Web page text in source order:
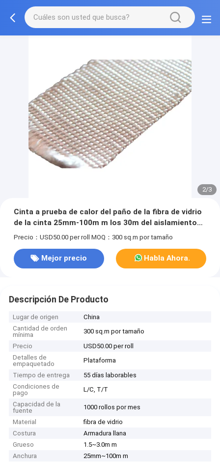
2/3
Cinta a prueba de calor del paño de la fibra de vidrio
de la cinta 25mm-100m m los 30m del aislamiento
de 1.5-3.0m m
Precio：USD50.00 per roll MOQ：300 sq.m por tamaño
Mejor precio Habla Ahora.
Descripción De Producto
Lugar de origen
China
Cantidad de orden
mínima
300 sq.m por tamaño
Precio
USD50.00 per roll
Detalles de
empaquetado
Plataforma
Tiempo de entrega
55 días laborables
Condiciones de
pago
L/C, T/T
Capacidad de la
fuente
1000 rollos por mes
Material
fibra de vidrio
Costura
Armadura llana
Grueso
1.5~3.0m m
Anchura
25mm~100m m